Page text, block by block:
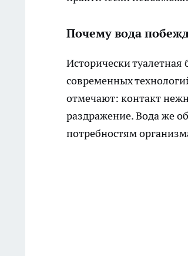
Почему вода
Исторически
современных
отмечают: контакт
раздражение. Вода же
потребностям